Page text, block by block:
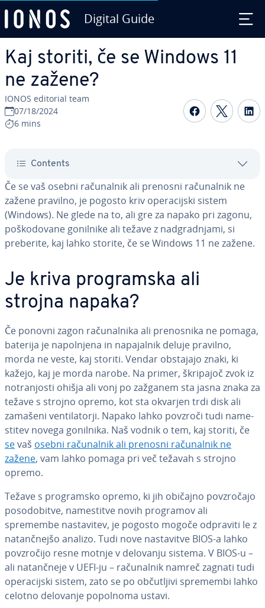
Digital Guide
Kaj storiti, če se Windows 11
ne zažene?
IONOS editorial team
07/18/2024
6 mins
Share on
Contents
Če se vaš osebni ra­ču­nal­nik ali prenosni ra­ču­nal­nik ne
zažene pravilno, je pogosto kriv ope­ra­cij­ski sistem
(Windows). Ne glede na to, ali gre za napako pri zagonu,
po­ško­do­va­ne gonilnike ali težave z nad­gra­dnja­mi, si
preberite, kaj lahko storite, če se Windows 11 ne zažene.
Je kriva pro­gram­ska ali
strojna napaka?
Če ponovni zagon ra­ču­nal­ni­ka ali pre­no­sni­ka ne pomaga,
baterija je na­pol­nje­na in na­pa­jal­nik deluje pravilno,
morda ne veste, kaj storiti. Vendar obstajajo znaki, ki
kažejo, kaj je morda narobe. Na primer, škripajoč zvok iz
no­tra­njo­sti ohišja ali vonj po zažganem sta jasna znaka za
težave s strojno opremo, kot sta okvarjen trdi disk ali
zamašeni ven­ti­la­tor­ji. Napako lahko povzroči tudi na­me­
sti­tev novega gonilnika. Naš vodnik o tem, kaj storiti, če
sevaš osebni ra­ču­nal­nik ali prenosni ra­ču­nal­nik ne
zažene, vam lahko pomaga pri več težavah s strojno
opremo.
Težave s pro­gram­sko opremo, ki jih običajno pov­zro­ča­jo
po­so­do­bi­tve, na­me­sti­tve novih programov ali
spremembe na­sta­vi­tev, je pogosto mogoče odpraviti le z
na­tanč­nej­šo analizo. Tudi nove na­sta­vi­tve BIOS-a lahko
pov­zro­či­jo resne motnje v delovanju sistema. V BIOS-u –
ali na­tanč­ne­je v UEFI-ju – ra­ču­nal­nik namreč zagnati tudi
ope­ra­cij­ski sistem, zato se po ob­ču­tlji­vi spremembi lahko
celotno delovanje popolnoma ustavi.